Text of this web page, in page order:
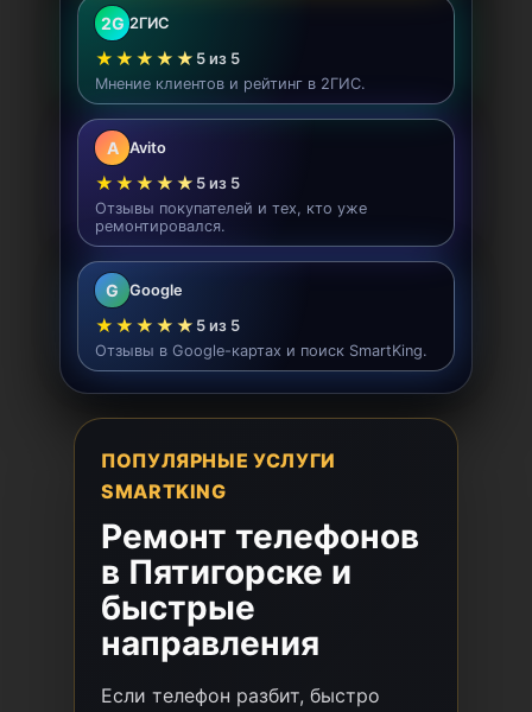
2G 2ГИС
★★★★★ 5 из 5
Мнение клиентов и рейтинг в 2ГИС.
A Avito
★★★★★ 5 из 5
Отзывы покупателей и тех, кто уже
ремонтировался.
G Google
★★★★★ 5 из 5
Отзывы в Google-картах и поиск SmartKing.
ПОПУЛЯРНЫЕ УСЛУГИ
SMARTKING
Ремонт телефонов
в Пятигорске и
быстрые
направления
Если телефон разбит, быстро